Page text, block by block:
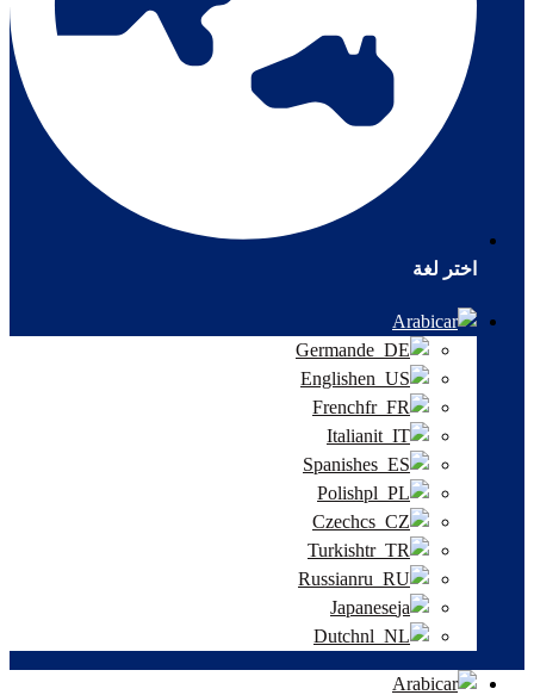
اختر لغة
Arabic
German
English
French
Italian
Spanish
Polish
Czech
Turkish
Russian
Japanese
Dutch
Arabic